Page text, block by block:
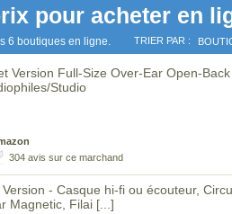
pour acheter en
6 boutiques en ligne. TRIER PAR :
Version Full-Size Over-Ear Open-
Studio
304 avis sur ce marchand
- Casque hi-fi ou écouteur,
Magnetic, Filai [...]